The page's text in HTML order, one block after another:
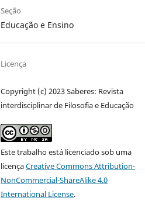
Seção
Educação e Ensino
Licença
Copyright (c) 2023 Saberes: Revista
interdisciplinar de Filosofia e Educação
Este trabalho está licenciado sob uma
licençaCreative Commons Attribution-
NonCommercial-ShareAlike 4.0
International License.